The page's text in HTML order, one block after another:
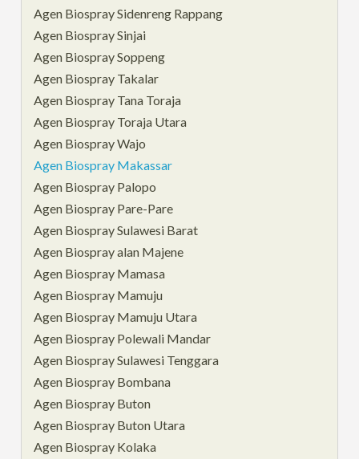
Agen Biospray Sidenreng Rappang
Agen Biospray Sinjai
Agen Biospray Soppeng
Agen Biospray Takalar
Agen Biospray Tana Toraja
Agen Biospray Toraja Utara
Agen Biospray Wajo
Agen Biospray Makassar
Agen Biospray Palopo
Agen Biospray Pare-Pare
Agen Biospray Sulawesi Barat
Agen Biospray alan Majene
Agen Biospray Mamasa
Agen Biospray Mamuju
Agen Biospray Mamuju Utara
Agen Biospray Polewali Mandar
Agen Biospray Sulawesi Tenggara
Agen Biospray Bombana
Agen Biospray Buton
Agen Biospray Buton Utara
Agen Biospray Kolaka